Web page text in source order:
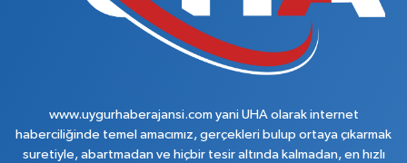
www.uygurhaberajansi.com yani UHA olarak internet
haberciliğinde temel amacımız, gerçekleri bulup ortaya çıkarmak
suretiyle, abartmadan ve hiçbir tesir altında kalmadan, en hızlı